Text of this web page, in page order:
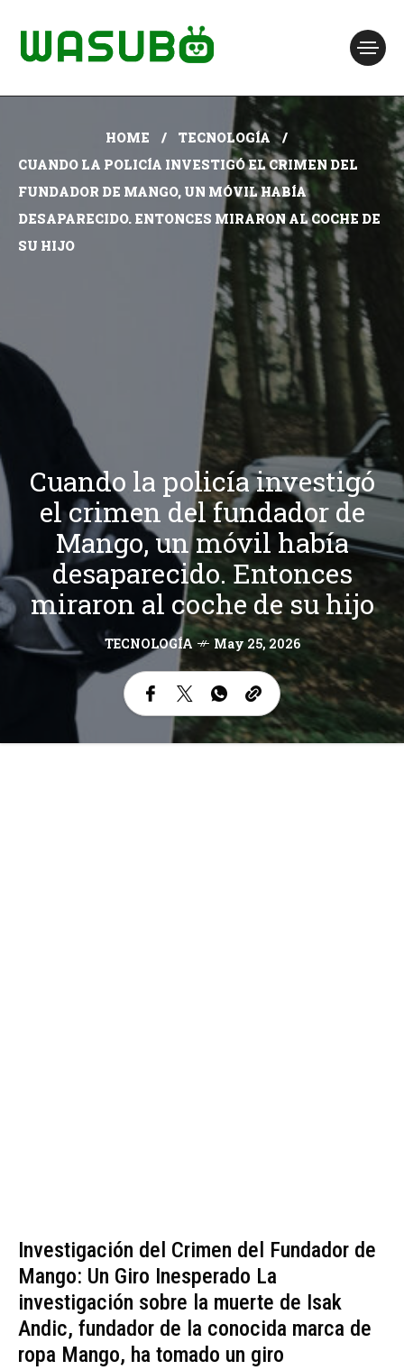
HOME
TECNOLOGÍA
CUANDO LA POLICÍA INVESTIGÓ EL CRIMEN DEL
FUNDADOR DE MANGO, UN MÓVIL HABÍA
DESAPARECIDO. ENTONCES MIRARON AL COCHE DE
SU HIJO
Cuando la policía investigó
el crimen del fundador de
Mango, un móvil había
desaparecido. Entonces
miraron al coche de su hijo
TECNOLOGÍA May 25, 2026
Investigación del Crimen del Fundador de
Mango: Un Giro Inesperado La
investigación sobre la muerte de Isak
Andic, fundador de la conocida marca de
ropa Mango, ha tomado un giro